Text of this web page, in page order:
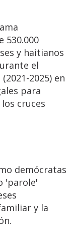
530.000
y haitianos
el
2025) en
para
cruces
demócratas
'parole'
y la